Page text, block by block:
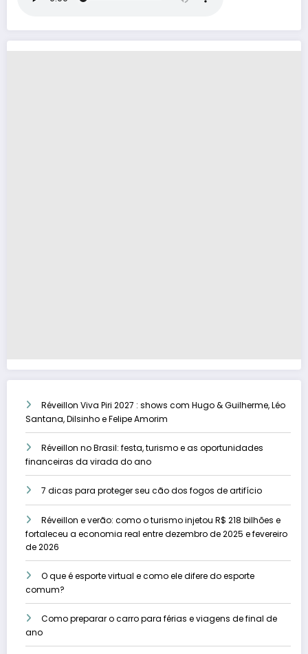
Réveillon Viva Piri 2027 : shows com Hugo & Guilherme, Léo
Santana, Dilsinho e Felipe Amorim
Réveillon no Brasil: festa, turismo e as oportunidades
financeiras da virada do ano
7 dicas para proteger seu cão dos fogos de artifício
Réveillon e verão: como o turismo injetou R$ 218 bilhões e
fortaleceu a economia real entre dezembro de 2025 e fevereiro
de 2026
O que é esporte virtual e como ele difere do esporte
comum?
Como preparar o carro para férias e viagens de final de
ano